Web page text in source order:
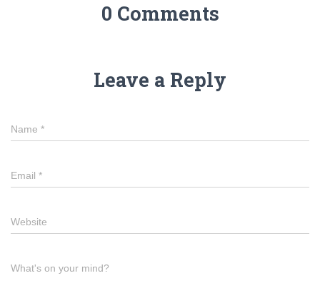
0 Comments
Leave a Reply
Name *
Email *
Website
What's on your mind?